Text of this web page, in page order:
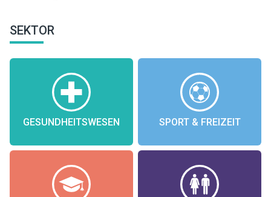
SEKTOR
GESUNDHEITSWESEN SPORT & FREIZEIT